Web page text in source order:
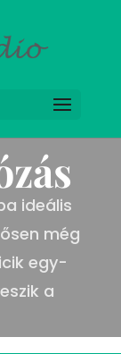
ideális
még
egy-
a